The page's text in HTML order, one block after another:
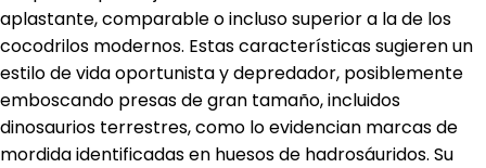
aplastante, comparable o incluso superior a la de los
cocodrilos modernos. Estas características sugieren un
estilo de vida oportunista y depredador, posiblemente
emboscando presas de gran tamaño, incluidos
dinosaurios terrestres, como lo evidencian marcas de
mordida identificadas en huesos de hadrosáuridos. Su